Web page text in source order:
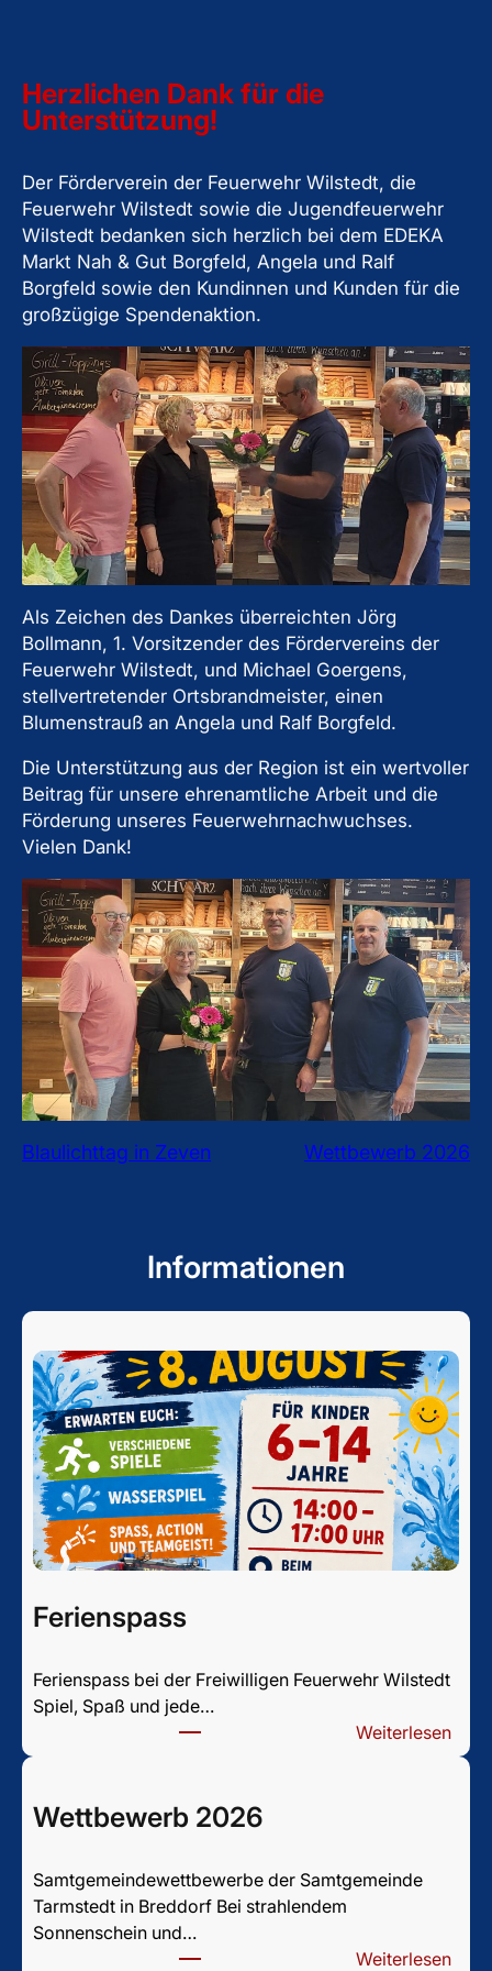
Herzlichen Dank für die
Unterstützung!
Der Förderverein der Feuerwehr Wilstedt, die
Feuerwehr Wilstedt sowie die Jugendfeuerwehr
Wilstedt bedanken sich herzlich bei dem EDEKA
Markt Nah & Gut Borgfeld, Angela und Ralf
Borgfeld sowie den Kundinnen und Kunden für die
großzügige Spendenaktion.
Als Zeichen des Dankes überreichten Jörg
Bollmann, 1. Vorsitzender des Fördervereins der
Feuerwehr Wilstedt, und Michael Goergens,
stellvertretender Ortsbrandmeister, einen
Blumenstrauß an Angela und Ralf Borgfeld.
Die Unterstützung aus der Region ist ein wertvoller
Beitrag für unsere ehrenamtliche Arbeit und die
Förderung unseres Feuerwehrnachwuchses.
Vielen Dank!
Blaulichttag in Zeven Wettbewerb 2026
Informationen
Ferienspass
Ferienspass bei der Freiwilligen Feuerwehr Wilstedt
Spiel, Spaß und jede…
Weiterlesen:
F
Wettbewerb 2026
Samtgemeindewettbewerbe der Samtgemeinde
Tarmstedt in Breddorf Bei strahlendem
Sonnenschein und…
Weiterlesen: